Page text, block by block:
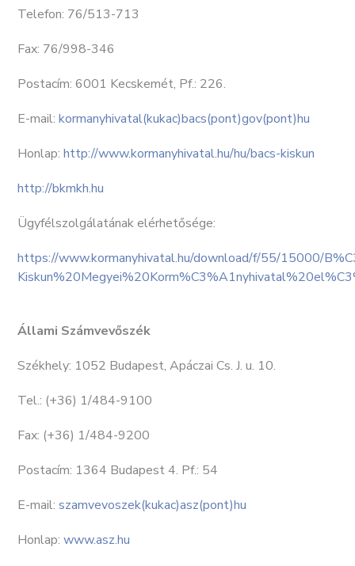
Telefon: 76/513-713
Fax: 76/998-346
Postacím: 6001 Kecskemét, Pf.: 226.
E-mail: kormanyhivatal(kukac)bacs(pont)gov(pont)hu
Honlap: http://www.kormanyhivatal.hu/hu/bacs-kiskun
http://bkmkh.hu
Ügyfélszolgálatának elérhetősége:
https://www.kormanyhivatal.hu/download/f/55/15000/
Állami Számvevőszék
Székhely: 1052 Budapest, Apáczai Cs. J. u. 10.
Tel.: (+36) 1/484-9100
Fax: (+36) 1/484-9200
Postacím: 1364 Budapest 4. Pf.: 54
E-mail: szamvevoszek(kukac)asz(pont)hu
Honlap: www.asz.hu